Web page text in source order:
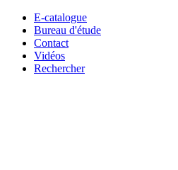
E-catalogue
Bureau d'étude
Contact
Vidéos
Rechercher